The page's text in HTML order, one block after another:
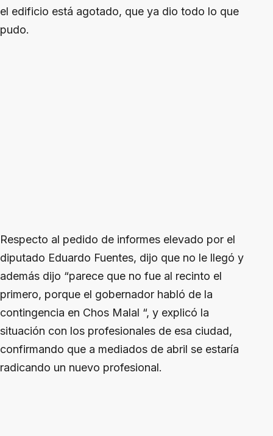
el edificio está agotado, que ya dio todo lo que
pudo.
Respecto al pedido de informes elevado por el
diputado Eduardo Fuentes, dijo que no le llegó y
además dijo “parece que no fue al recinto el
primero, porque el gobernador habló de la
contingencia en Chos Malal “, y explicó la
situación con los profesionales de esa ciudad,
confirmando que a mediados de abril se estaría
radicando un nuevo profesional.